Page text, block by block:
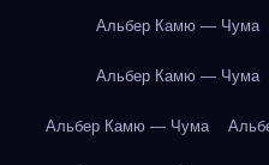
Альбер Камю — Чума
Альбер Камю — Чума
Альбер Камю — Чума